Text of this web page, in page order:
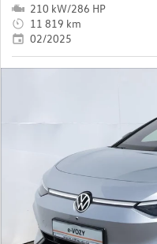
210 kW/286 HP
11 819 km
02/2025